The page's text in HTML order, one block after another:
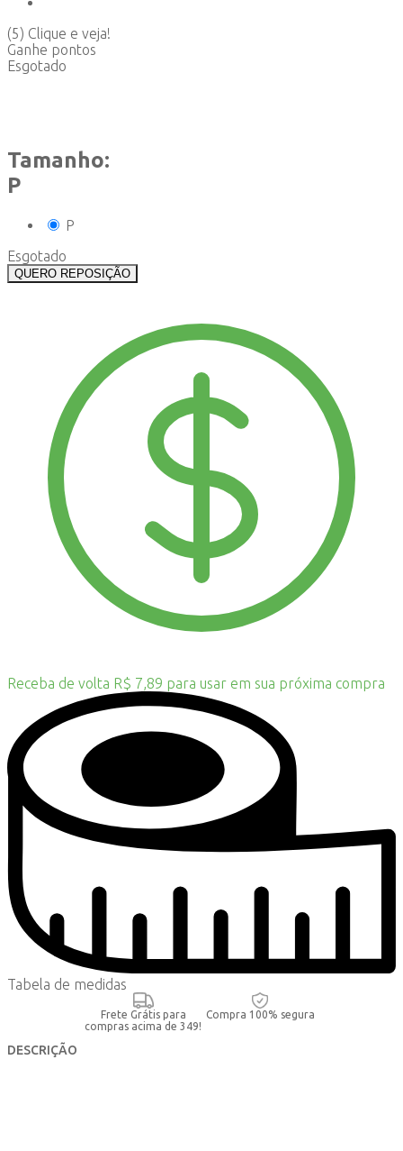
(5) Clique e veja!
Ganhe pontos
Esgotado
Tamanho:
P
P
Esgotado
QUERO REPOSIÇÃO
Receba de volta R$ 7,89 para usar em sua próxima compra
Tabela de medidas
Frete Grátis para
compras acima de 349!
Compra 100% segura
DESCRIÇÃO